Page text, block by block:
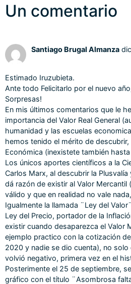
Un comentario
Santiago Brugal Almanza
Estimado Iruzubieta.
Ante todo Felicitarlo por el nuevo
Sorpresas!
En mis últimos comentarios que le
importancia del Valor Real General
humanidad y las escuelas
hemos tenido el mérito de descubrir,
Económica (inexistete también
Los únicos aportes científicos a la
Carlos Marx, al descubrir la
dá razón de existir al Valor Mercantil
válido y que en realidad no vale
Igualmente la llamada ¨Ley del
Ley del Precio, portador de la
existir cuando desaparezca el Valor
ejemplo practico con la cotización
2020 y nadie se dio cuenta), no
volvió negativo, primera vez en el
Posterimente el 25 de septiembre,
gráfico con el título ¨Asombrosa